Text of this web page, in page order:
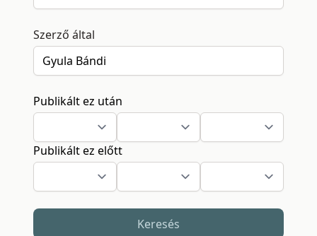
Szerző által
Publikált ez után
Publikált ez előtt
Keresés